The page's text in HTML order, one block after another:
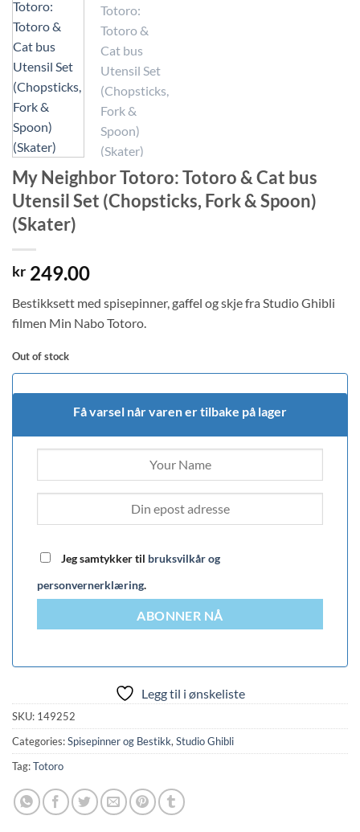
My Neighbor Totoro: Totoro & Cat bus
Utensil Set (Chopsticks, Fork & Spoon)
(Skater)
kr 249.00
Bestikksett med spisepinner, gaffel og skje fra Studio Ghibli
filmen Min Nabo Totoro.
Out of stock
Få varsel når varen er tilbake på lager
Jeg samtykker til bruksvilkår og
personvernerklæring.
ABONNER NÅ
Legg til i ønskeliste
SKU: 149252
Categories:Spisepinner og Bestikk, Studio Ghibli
Tag:Totoro